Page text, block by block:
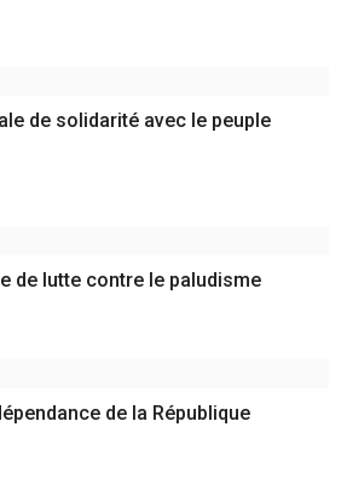
de solidarité avec le peuple
de lutte contre le paludisme
de la République